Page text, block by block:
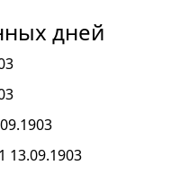
дней
13.09.1903